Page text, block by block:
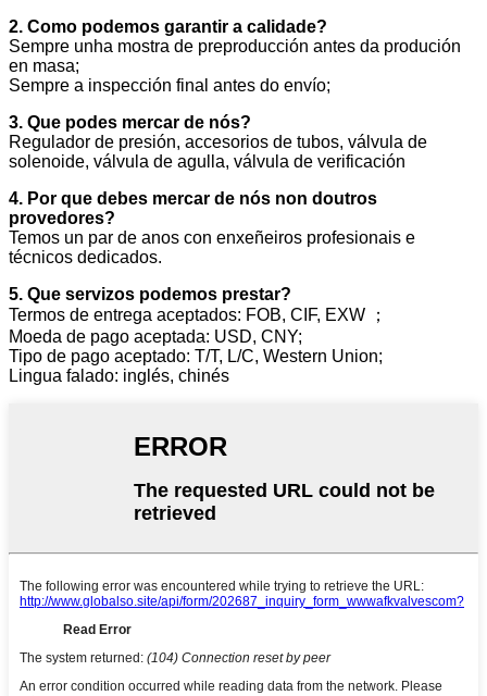
2. Como podemos garantir a calidade?
Sempre unha mostra de preproducción antes da produción
en masa;
Sempre a inspección final antes do envío;
3. Que podes mercar de nós?
Regulador de presión, accesorios de tubos, válvula de
solenoide, válvula de agulla, válvula de verificación
4. Por que debes mercar de nós non doutros
provedores?
Temos un par de anos con enxeñeiros profesionais e
técnicos dedicados.
5. Que servizos podemos prestar?
Termos de entrega aceptados: FOB, CIF, EXW ；
Moeda de pago aceptada: USD, CNY;
Tipo de pago aceptado: T/T, L/C, Western Union;
Lingua falado: inglés, chinés